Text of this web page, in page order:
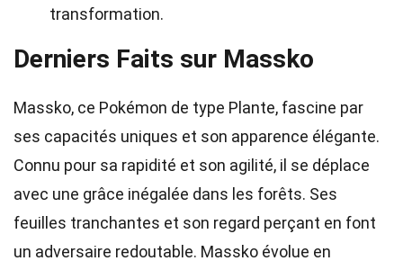
transformation.
Derniers Faits sur Massko
Massko, ce Pokémon de type Plante, fascine par
ses capacités uniques et son apparence élégante.
Connu pour sa rapidité et son agilité, il se déplace
avec une grâce inégalée dans les forêts. Ses
feuilles tranchantes et son regard perçant en font
un adversaire redoutable. Massko évolue en